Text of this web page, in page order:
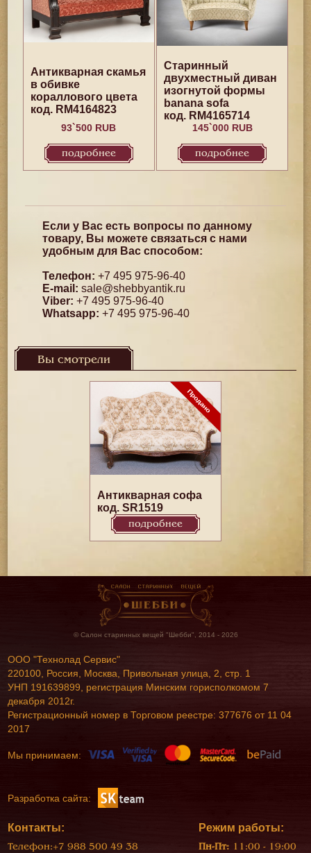
Антикварная скамья
в обивке
кораллового цвета
код. RM4164823
93`500 RUB
подробнее
Старинный
двухместный диван
изогнутой формы
banana sofa
код. RM4165714
145`000 RUB
подробнее
Если у Вас есть вопросы по данному
товару, Вы можете связаться с нами
удобным для Вас способом:
Телефон: +7 495 975-96-40
E-mail: sale@shebbyantik.ru
Viber: +7 495 975-96-40
Whatsapp: +7 495 975-96-40
Вы смотрели
Антикварная софа
код. SR1519
подробнее
© Салон старинных вещей "Шебби", 2014 - 2026
ООО "Технолад Сервис"
220100, Россия, Москва, Привольная улица, 2, стр. 1
УНП 191639899, регистрация Минским горисполкомом 7
декабря 2012г.
Регистрационный номер в Торговом реестре: 377676 от 11 04
2017
Мы принимаем:
Разработка сайта:
Контакты:
Телефон:+7 988 500 49 38
Режим работы:
Пн-Пт: 11:00 - 19:00